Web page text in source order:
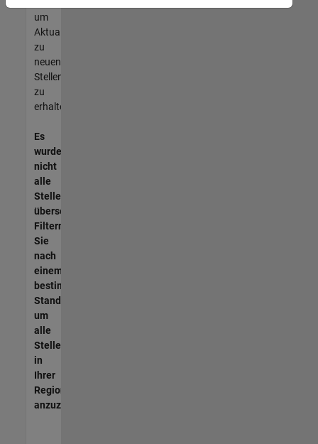
um
Aktualisierungen
zu
neuen
Stellenangeboten
zu
erhalten.
Es
wurden
nicht
alle
Stellen
übersetzt.
Filtern
Sie
nach
einem
bestimmten
Standort,
um
alle
Stellenangebote
in
Ihrer
Region
anzuzeigen.